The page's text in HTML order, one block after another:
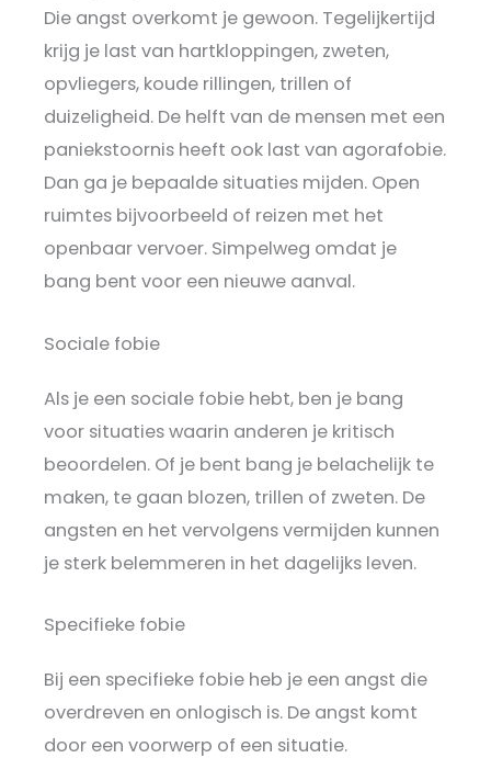
Die angst overkomt je gewoon. Tegelijkertijd
krijg je last van hartkloppingen, zweten,
opvliegers, koude rillingen, trillen of
duizeligheid. De helft van de mensen met een
paniekstoornis heeft ook last van agorafobie.
Dan ga je bepaalde situaties mijden. Open
ruimtes bijvoorbeeld of reizen met het
openbaar vervoer. Simpelweg omdat je
bang bent voor een nieuwe aanval.
Sociale fobie
Als je een sociale fobie hebt, ben je bang
voor situaties waarin anderen je kritisch
beoordelen. Of je bent bang je belachelijk te
maken, te gaan blozen, trillen of zweten. De
angsten en het vervolgens vermijden kunnen
je sterk belemmeren in het dagelijks leven.
Specifieke fobie
Bij een specifieke fobie heb je een angst die
overdreven en onlogisch is. De angst komt
door een voorwerp of een situatie.